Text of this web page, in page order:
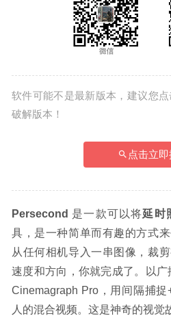
软件可能不是最新版本，建议您
破解版本！
点击立
Persecond 是一款可以将延时
具，是一种简单而有趣的方式
从任何相机导入一串图像，裁
速度和方向，你就完成了。以
Cinemagraph Pro，用间隔捕
人的混合视频。这是神奇的视觉